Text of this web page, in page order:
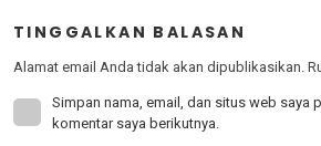
TINGGALKAN BALASAN
Alamat email Anda tidak akan dipublikasikan.
Simpan nama, email, dan situs web saya
komentar saya berikutnya.